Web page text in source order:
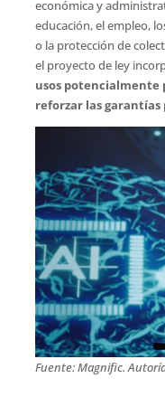
económica y
educación, el empleo,
o la protección de
el proyecto de ley
usos potencialmente
reforzar las garantías
Fuente: Magnific.